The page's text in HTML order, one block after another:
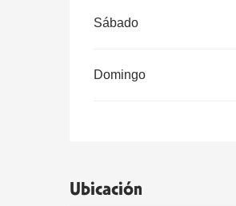
Sábado
Domingo
Ubicación